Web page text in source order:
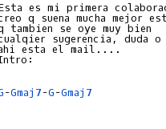
es mi primera
q suena mucha mejor
tambien se oye muy bien
sugerencia, duda o
esta el mail....
-Gmaj7-G-Gmaj7